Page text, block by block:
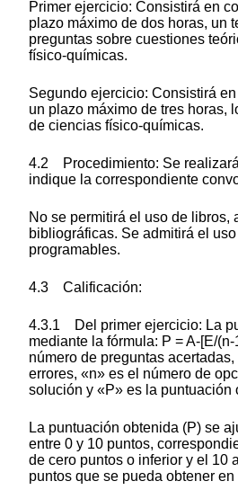
Primer ejercicio: Consistirá en
plazo máximo de dos horas, un
preguntas sobre cuestiones
físico-químicas.
Segundo ejercicio: Consistirá
un plazo máximo de tres horas,
de ciencias físico-químicas.
4.2 Procedimiento: Se
indique la correspondiente
No se permitirá el uso de libros,
bibliográficas. Se admitirá el
programables.
4.3 Calificación:
4.3.1 Del primer ejercicio: La
mediante la fórmula: P = A-[E/
número de preguntas
errores, «n» es el número de
solución y «P» es la puntuación
La puntuación obtenida (P) se
entre 0 y 10 puntos,
de cero puntos o inferior y el 10
puntos que se pueda obtener